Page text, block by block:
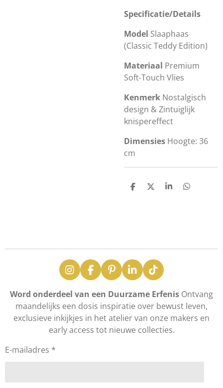
Specificatie/Details
Model Slaaphaas
(Classic Teddy Edition)
Materiaal Premium
Soft-Touch Vlies
Kenmerk Nostalgisch
design & Zintuiglijk
knispereffect
Dimensies Hoogte: 36
cm
D
D
S
D
I
n
s
a
g
r
F
a
c
e
b
o
o
P
i
n
e
r
e
L
i
n
e
d
I
T
i
k
T
o
k
Word onderdeel van een Duurzame Erfenis Ontvang
maandelijks een dosis inspiratie over bewust leven,
exclusieve inkijkjes in het atelier van onze makers en
early access tot nieuwe collecties.
E-mailadres *